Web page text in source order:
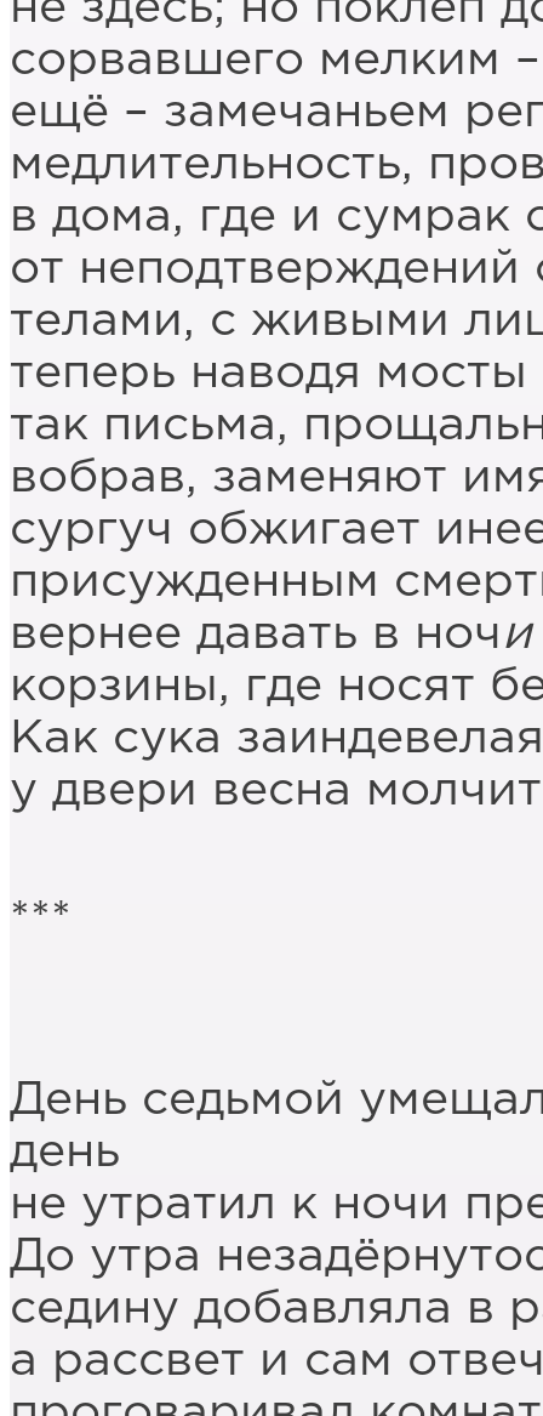
сорвавшего мелким
ещё – замечаньем
медлительность,
в дома, где и сумрак
от неподтверждений
телами, с живыми
теперь наводя мосты
так письма,
вобрав, заменяют
сургуч обжигает
присужденным
вернее давать в ночи
корзины, где носят
Как сука заиндевелая
у двери весна
***
День седьмой
день
не утратил к ночи
До утра
седину добавляла в
а рассвет и сам